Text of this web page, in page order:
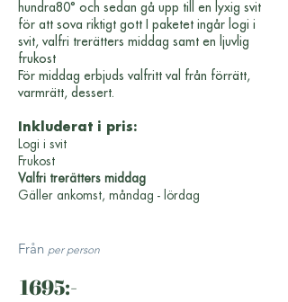
hundra80° och sedan gå upp till en lyxig svit
för att sova riktigt gott I paketet ingår logi i
svit, valfri trerätters middag samt en ljuvlig
frukost
För middag erbjuds valfritt val från förrätt,
varmrätt, dessert.
Inkluderat i pris:
Logi i svit
Frukost
Valfri trerätters middag
Gäller ankomst, måndag - lördag
Från per person
1695:-